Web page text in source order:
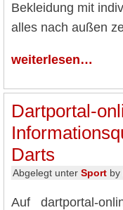
Bekleidung mit
alles nach außen
weiterlesen…
Dartportal-
Darts
Abgelegt unter Sport by
Auf dartportal-